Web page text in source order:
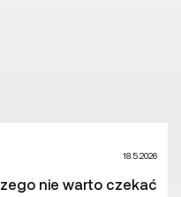
18.5.2026
nie warto czekać